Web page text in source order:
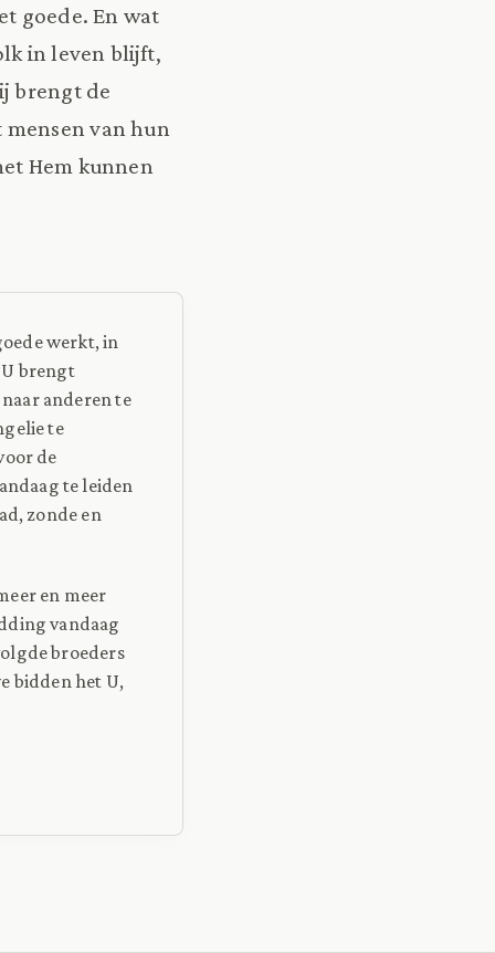
goede. En wat
in leven blijft,
brengt de
van hun
Hem kunnen
werkt, in
U brengt
anderen te
te
de
te leiden
zonde en
en meer
vandaag
broeders
bidden het U,